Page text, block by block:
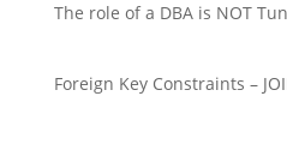
The role of a DBA is NOT
Foreign Key Constraints –